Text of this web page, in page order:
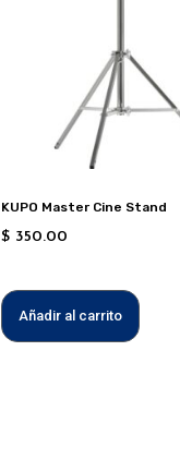
KUPO Master Cine Stand
$ 350.00
Añadir al carrito